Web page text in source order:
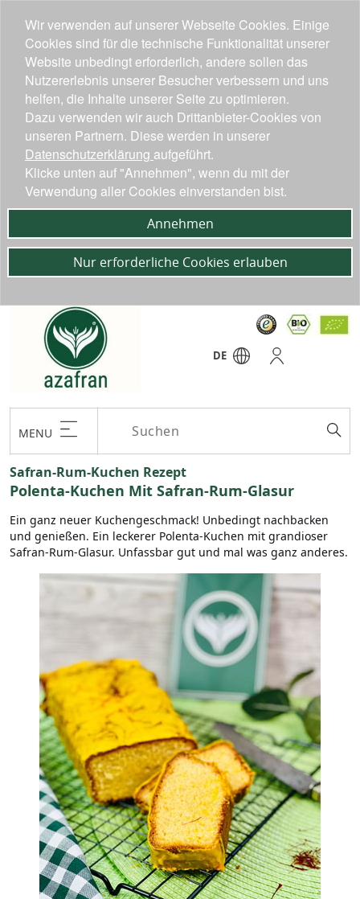
DE
MENU
Safran-Rum-Kuchen Rezept
Polenta-Kuchen Mit Safran-Rum-Glasur
Ein ganz neuer Kuchengeschmack! Unbedingt nachbacken
und genießen. Ein leckerer Polenta-Kuchen mit grandioser
Safran-Rum-Glasur. Unfassbar gut und mal was ganz anderes.
Wir verwenden auf unserer Webseite Cookies. Einige
Cookies sind für die technische Funktionalität unserer
Website unbedingt erforderlich, andere sollen das
Nutzererlebnis unserer Besucher verbessern und uns
helfen, die Inhalte unserer Seite zu optimieren.
Dazu verwenden wir auch Drittanbieter-Cookies von
unseren Partnern. Diese werden in unserer
Datenschutzerklärung aufgeführt.
Klicke unten auf "Annehmen", wenn du mit der
Verwendung aller Cookies einverstanden bist.
Annehmen
Nur erforderliche Cookies erlauben